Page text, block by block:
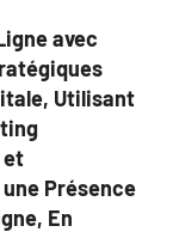
avec
Utilisant
et
Présence
En